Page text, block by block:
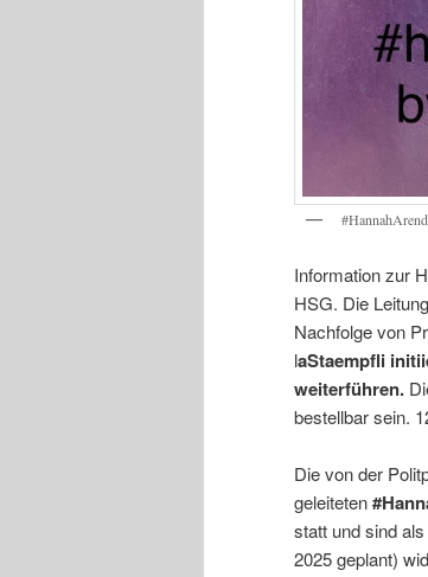
Information zur
HSG. Die
Nachfolge von
laStaempfli
weiterführen.
bestellbar sein.
Die von der
geleiteten
statt und sind
2025 geplant)